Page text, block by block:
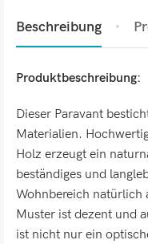
Beschreibung
Produktbeschreibung:
Dieser Paravant
Materialien.
Holz erzeugt ein
beständiges und
Wohnbereich natürlich
Muster ist dezent und
ist nicht nur ein